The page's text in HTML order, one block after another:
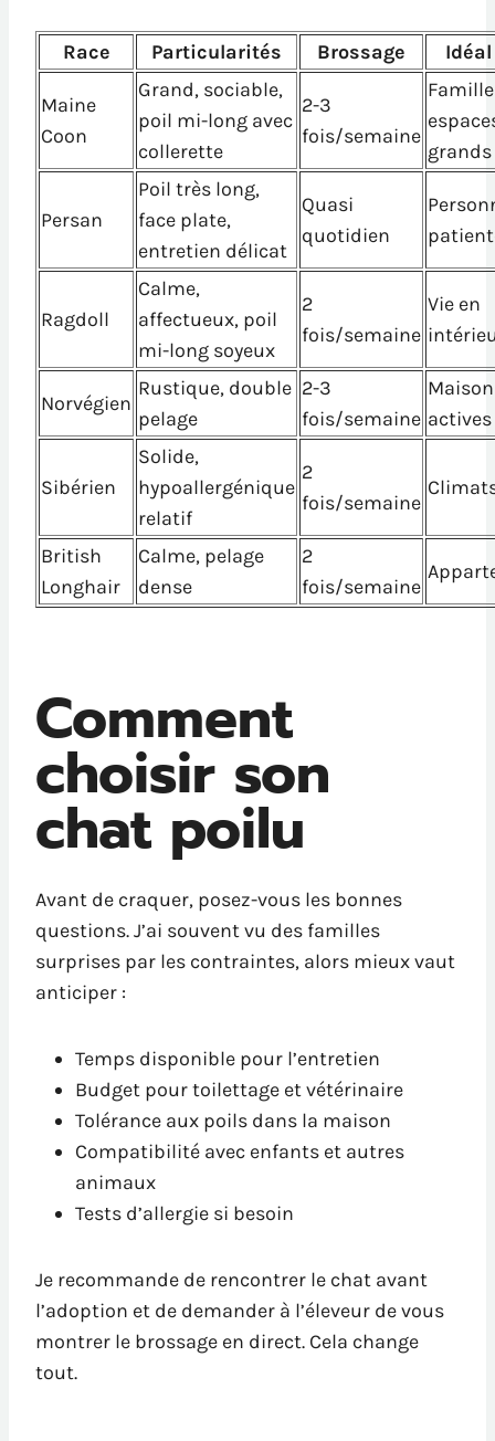
Race Particularités Brossage
Maine
Coon
Grand, sociable,
poil mi-long avec
collerette
2-3
fois/semaine
grands
Persan
Poil très long,
face plate,
entretien délicat
Quasi
quotidien
Ragdoll
Calme,
affectueux, poil
mi-long soyeux
2
fois/semaine
Vie en
Norvégien
Rustique, double
pelage
2-3
fois/semaine actives
Sibérien
Solide,
hypoallergénique
relatif
2
fois/semaine
British
Longhair
Calme, pelage
dense
2
fois/semaine
Comment
choisir son
chat poilu
Avant de craquer, posez-vous les bonnes
questions. J’ai souvent vu des familles
surprises par les contraintes, alors mieux vaut
anticiper :
Temps disponible pour l’entretien
Budget pour toilettage et vétérinaire
Tolérance aux poils dans la maison
Compatibilité avec enfants et autres
animaux
Tests d’allergie si besoin
Je recommande de rencontrer le chat avant
l’adoption et de demander à l’éleveur de vous
montrer le brossage en direct. Cela change
tout.